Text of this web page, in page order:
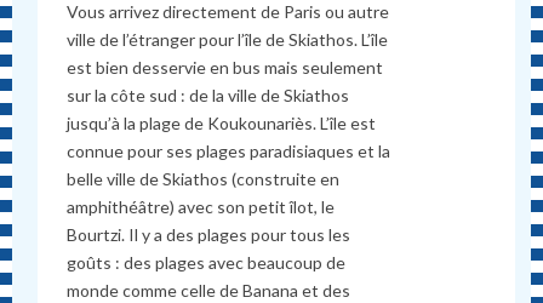
Vous arrivez directement de Paris ou autre
ville de l’étranger pour l’île de Skiathos. L’île
est bien desservie en bus mais seulement
sur la côte sud : de la ville de Skiathos
jusqu’à la plage de Koukounariès. L’île est
connue pour ses plages paradisiaques et la
belle ville de Skiathos (construite en
amphithéâtre) avec son petit îlot, le
Bourtzi. Il y a des plages pour tous les
goûts : des plages avec beaucoup de
monde comme celle de Banana et des